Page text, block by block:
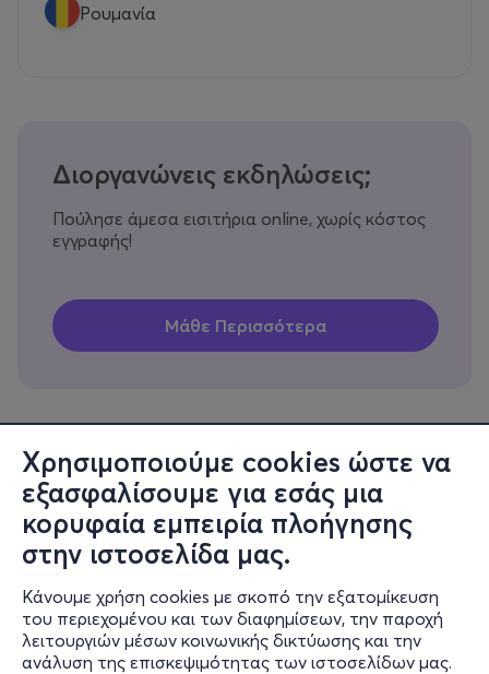
Χρησιμοποιούμε cookies ώστε να
εξασφαλίσουμε για εσάς μια
κορυφαία εμπειρία πλοήγησης
στην ιστοσελίδα μας.
Κάνουμε χρήση cookies με σκοπό την εξατομίκευση
του περιεχομένου και των διαφημίσεων, την παροχή
λειτουργιών μέσων κοινωνικής δικτύωσης και την
ανάλυση της επισκεψιμότητας των ιστοσελίδων μας.
Ρουμανία
Διοργανώνεις εκδηλώσεις;
Πούλησε άμεσα εισιτήρια online, χωρίς κόστος
εγγραφής!
Πληροφορίες
Υποστήριξη
Stay Connected